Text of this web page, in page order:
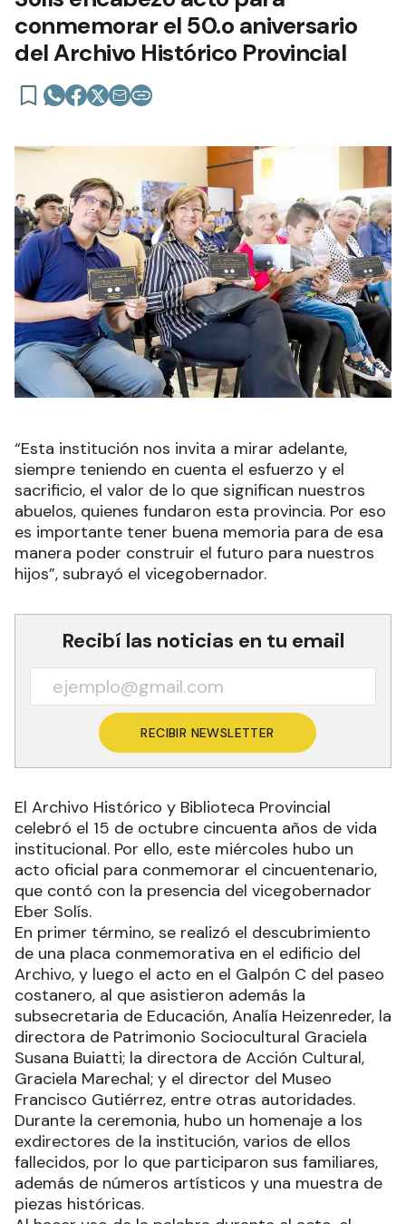
conmemorar el 50.o aniversario
del Archivo Histórico Provincial
“Esta institución nos invita a mirar adelante,
siempre teniendo en cuenta el esfuerzo y el
sacrificio, el valor de lo que significan nuestros
abuelos, quienes fundaron esta provincia. Por eso
es importante tener buena memoria para de esa
manera poder construir el futuro para nuestros
hijos”, subrayó el vicegobernador.
Recibí las noticias en tu email
RECIBIR NEWSLETTER
El Archivo Histórico y Biblioteca Provincial
celebró el 15 de octubre cincuenta años de vida
institucional. Por ello, este miércoles hubo un
acto oficial para conmemorar el cincuentenario,
que contó con la presencia del vicegobernador
Eber Solís.
En primer término, se realizó el descubrimiento
de una placa conmemorativa en el edificio del
Archivo, y luego el acto en el Galpón C del paseo
costanero, al que asistieron además la
subsecretaria de Educación, Analía Heizenreder, la
directora de Patrimonio Sociocultural Graciela
Susana Buiatti; la directora de Acción Cultural,
Graciela Marechal; y el director del Museo
Francisco Gutiérrez, entre otras autoridades.
Durante la ceremonia, hubo un homenaje a los
exdirectores de la institución, varios de ellos
fallecidos, por lo que participaron sus familiares,
además de números artísticos y una muestra de
piezas históricas.